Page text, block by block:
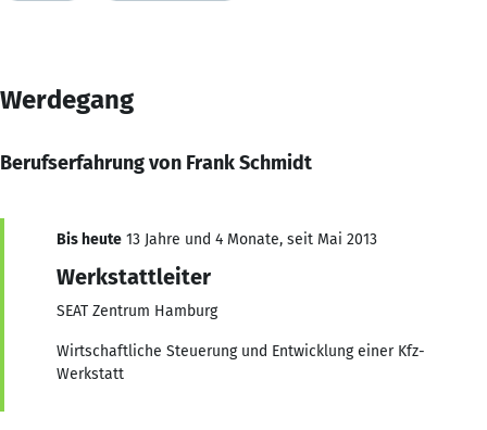
Werdegang
Berufserfahrung von Frank Schmidt
Bis heute 13 Jahre und 4 Monate, seit Mai 2013
Werkstattleiter
SEAT Zentrum Hamburg
Wirtschaftliche Steuerung und Entwicklung einer Kfz-
Werkstatt